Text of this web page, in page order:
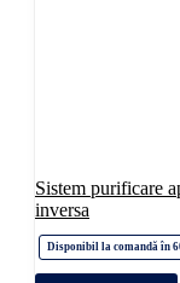
Sistem purificare
inversa
Disponibil la comandă în